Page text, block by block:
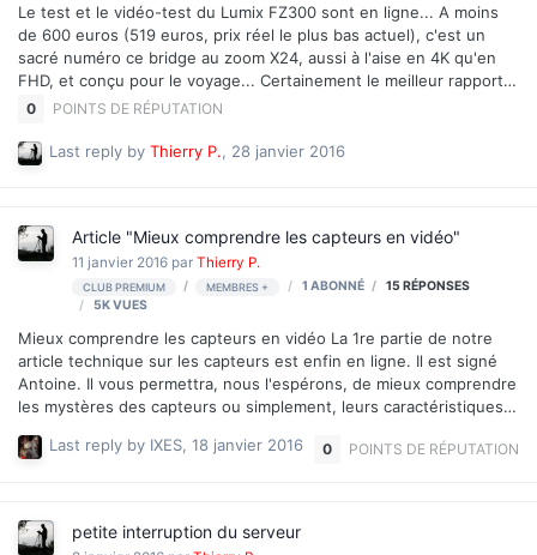
Le test et le vidéo-test du Lumix FZ300 sont en ligne... A moins
de 600 euros (519 euros, prix réel le plus bas actuel), c'est un
sacré numéro ce bridge au zoom X24, aussi à l'aise en 4K qu'en
FHD, et conçu pour le voyage... Certainement le meilleur rapport
qualité / prix des bridges actuels dans cette gamme de prix. Ce
ne l'êtes pas encore, la voie de la sagesse est ici pour bénéficier
du prix de lancement) Une vidéo de plus de 10 minutes, tournée à
Le test du Lumix FZ300
Last reply by Thierry P., 28 janvier 2016
0 POINTS DE RÉPUTATION
Article "Mieux comprendre les capteurs en vidéo"
11 janvier 2016 par Thierry P.
CLUB PREMIUM MEMBRES + 1 ABONNÉ 15RÉPONSES
5KVUES
Mieux comprendre les capteurs en vidéo La 1re partie de notre
article technique sur les capteurs est enfin en ligne. Il est signé
Antoine. Il vous permettra, nous l'espérons, de mieux comprendre
les mystères des capteurs ou simplement, leurs caractéristiques,
digérer ces notions un peu corsées, le dossier est en 2 parties. La
abonnés et membres Premium. Mieux comprendre les capteurs en
vidéo
Last reply by IXES, 18 janvier 2016 0 POINTS DE RÉPUTATION
petite interruption du serveur